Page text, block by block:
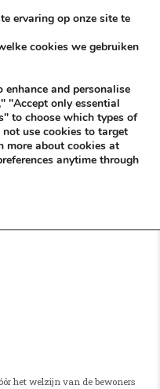
®
het welzijn van de bewoners
ervaring op onze site te
cookies we gebruiken
and personalise
"Accept only essential
to choose which types of
not use cookies to target
more about cookies at
anytime through